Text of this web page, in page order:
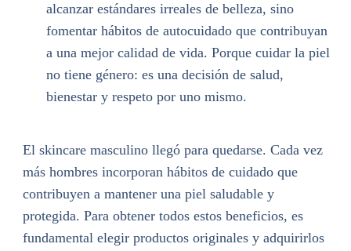
alcanzar estándares irreales de belleza, sino
fomentar hábitos de autocuidado que contribuyan
a una mejor calidad de vida. Porque cuidar la piel
no tiene género: es una decisión de salud,
bienestar y respeto por uno mismo.
El skincare masculino llegó para quedarse. Cada vez
más hombres incorporan hábitos de cuidado que
contribuyen a mantener una piel saludable y
protegida. Para obtener todos estos beneficios, es
fundamental elegir productos originales y adquirirlos